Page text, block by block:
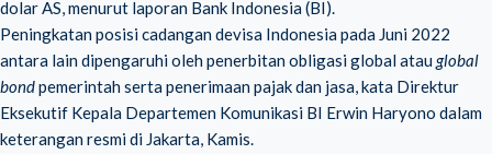
dolar AS, menurut laporan Bank Indonesia (BI).
Peningkatan posisi cadangan devisa Indonesia pada Juni 2022
antara lain dipengaruhi oleh penerbitan obligasi global atauglobal
bondpemerintah serta penerimaan pajak dan jasa, kata Direktur
Eksekutif Kepala Departemen Komunikasi BI Erwin Haryono dalam
keterangan resmi di Jakarta, Kamis.